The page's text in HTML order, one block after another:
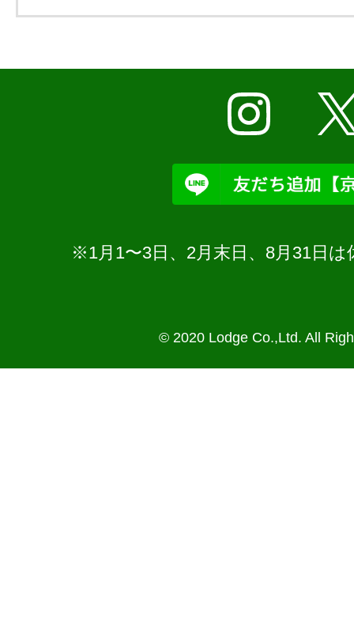
※1月1〜3日、2月末日、8月31日
© 2020 Lodge Co.,Ltd. All